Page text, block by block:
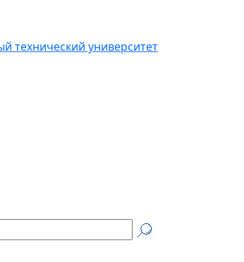
технический университет